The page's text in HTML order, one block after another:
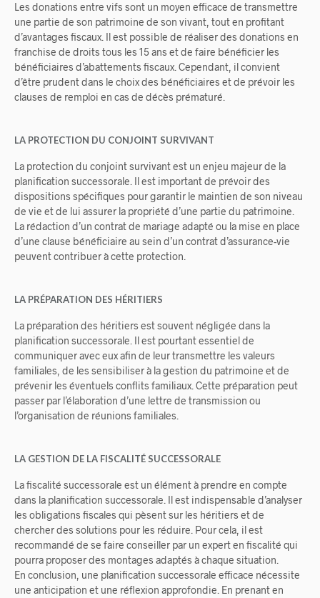
Les donations entre vifs sont un moyen efficace de transmettre
une partie de son patrimoine de son vivant, tout en profitant
d’avantages fiscaux. Il est possible de réaliser des donations en
franchise de droits tous les 15 ans et de faire bénéficier les
bénéficiaires d’abattements fiscaux. Cependant, il convient
d’être prudent dans le choix des bénéficiaires et de prévoir les
clauses de remploi en cas de décès prématuré.
LA PROTECTION DU CONJOINT SURVIVANT
La protection du conjoint survivant est un enjeu majeur de la
planification successorale. Il est important de prévoir des
dispositions spécifiques pour garantir le maintien de son niveau
de vie et de lui assurer la propriété d’une partie du patrimoine.
La rédaction d’un contrat de mariage adapté ou la mise en place
d’une clause bénéficiaire au sein d’un contrat d’assurance-vie
peuvent contribuer à cette protection.
LA PRÉPARATION DES HÉRITIERS
La préparation des héritiers est souvent négligée dans la
planification successorale. Il est pourtant essentiel de
communiquer avec eux afin de leur transmettre les valeurs
familiales, de les sensibiliser à la gestion du patrimoine et de
prévenir les éventuels conflits familiaux. Cette préparation peut
passer par l’élaboration d’une lettre de transmission ou
l’organisation de réunions familiales.
LA GESTION DE LA FISCALITÉ SUCCESSORALE
La fiscalité successorale est un élément à prendre en compte
dans la planification successorale. Il est indispensable d’analyser
les obligations fiscales qui pèsent sur les héritiers et de
chercher des solutions pour les réduire. Pour cela, il est
recommandé de se faire conseiller par un expert en fiscalité qui
pourra proposer des montages adaptés à chaque situation.
En conclusion, une planification successorale efficace nécessite
une anticipation et une réflexion approfondie. En prenant en